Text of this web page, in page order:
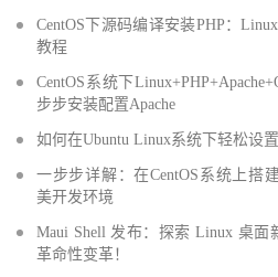
CentOS下源码编译安装PHP：
教程
CentOS系统下
步步安装配置Apache
如何在Ubuntu Linux系统下轻松设
一步步详解：在CentOS系统上搭
美开发环境
Maui Shell 发布：探索 Linux 桌
革命性变革！